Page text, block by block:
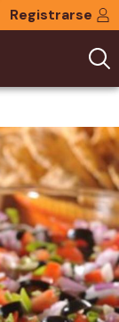
Registrarse